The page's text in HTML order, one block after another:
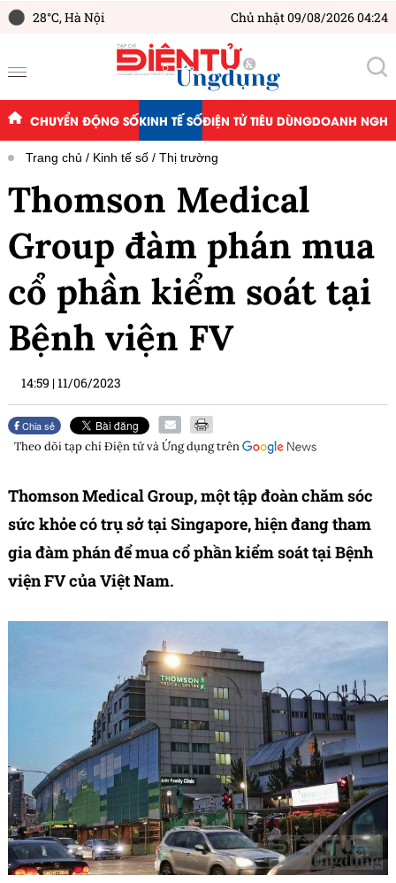
28°C,Hà Nội Chủ nhật 09/08/2026 04:24
CHUYỂN ĐỘNG SỐKINH TẾ SỐĐIỆN TỬ TIÊU DÙNGDOANH
Trang chủ Kinh tế số Thị trường
Thomson Medical
Group đàm phán mua
cổ phần kiểm soát tại
Bệnh viện FV
14:59 |11/06/2023
Chia sẻ
Theo dõi tạp chíĐiện tử và Ứng dụngtrên
Thomson Medical Group, một tập đoàn chăm sóc
sức khỏe có trụ sở tại Singapore, hiện đang tham
gia đàm phán để mua cổ phần kiểm soát tại Bệnh
viện FV của Việt Nam.